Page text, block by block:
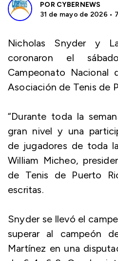
POR CYBERNEWS
31 de mayo de 2026 •
Nicholas Snyder y
coronaron el
Campeonato Nacional
Asociación de Tenis de
“Durante toda la
gran nivel y una
de jugadores de toda
William Micheo,
de Tenis de Puerto
escritas.
Snyder se llevó el
superar al campeón
Martínez en una